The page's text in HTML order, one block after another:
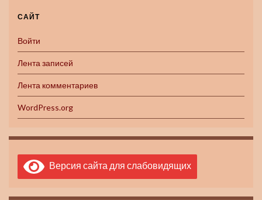
САЙТ
Войти
Лента записей
Лента комментариев
WordPress.org
Версия сайта для слабовидящих